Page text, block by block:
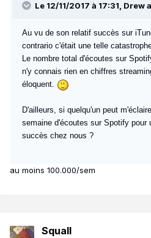
Le 12/11/2017 à 17:31, Drew
Au vu de son relatif succès sur
contrario c'était une telle
Le nombre total d'écoutes sur
n'y connais rien en chiffres
éloquent.
D'ailleurs, si quelqu'un peut
semaine d'écoutes sur Spotify pour
succès chez nous ?
au moins 100.000/sem
Squall